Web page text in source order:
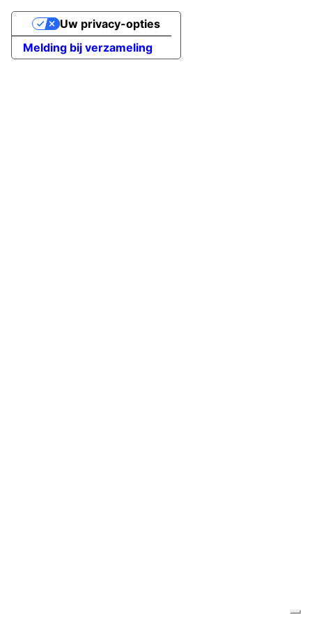
Melding bij verzameling
Uw privacy-opties